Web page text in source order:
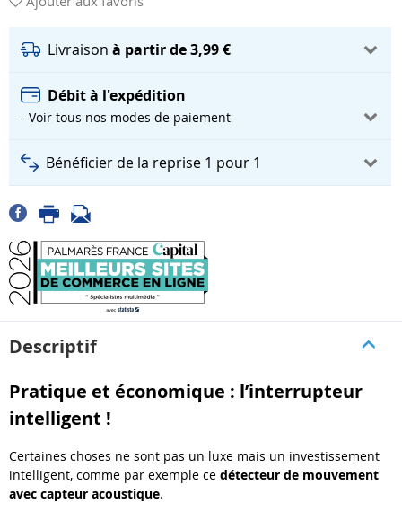
Livraison à partir de 3,99 €
Débit à l'expédition
- Voir tous nos modes de paiement
Bénéficier de la reprise 1 pour 1
Descriptif
Pratique et économique : l’interrupteur
intelligent !
Certaines choses ne sont pas un luxe mais un investissement
intelligent, comme par exemple ce détecteur de mouvement
avec capteur acoustique.